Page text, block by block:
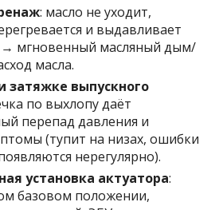
: масло не уходит,
и выдавливает
→ мгновенный масляный дым/
масла.
затяжке выпускного
по выхлопу даёт
перепад давления и
(тупит на низах, ошибки
нерегулярно).
установка актуатора:
базовом положении,